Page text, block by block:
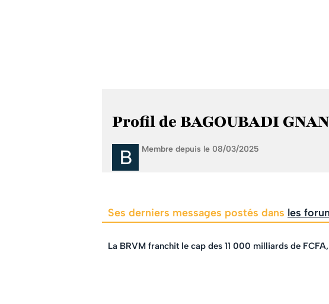
Profil de BAGOUBADI
Membre depuis le 08/03/2025
Ses derniers messages postés dans les
La BRVM franchit le cap des 11 000 milliards de